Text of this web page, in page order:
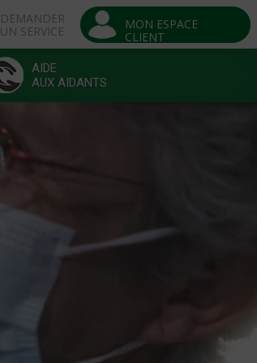
DEMANDER
UN SERVICE
MON ESPACE
CLIENT
AIDE
AUX AIDANTS